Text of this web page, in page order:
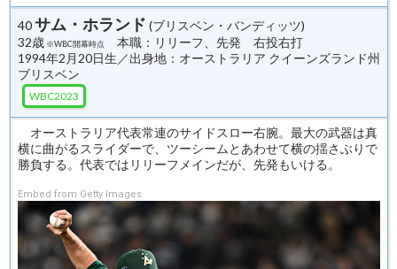
40サム・ホランド (ブリスベン・バンディッツ)
32歳 ※WBC開幕時点
本職：リリーフ、先発 右投右打
1994年2月20日生／出身地：オーストラリア クイーンズランド州
ブリスベン
WBC2023
オーストラリア代表常連のサイドスロー右腕。最大の武器は真
横に曲がるスライダーで、ツーシームとあわせて横の揺さぶりで
勝負する。代表ではリリーフメインだが、先発もいける。
Embed from Getty Images